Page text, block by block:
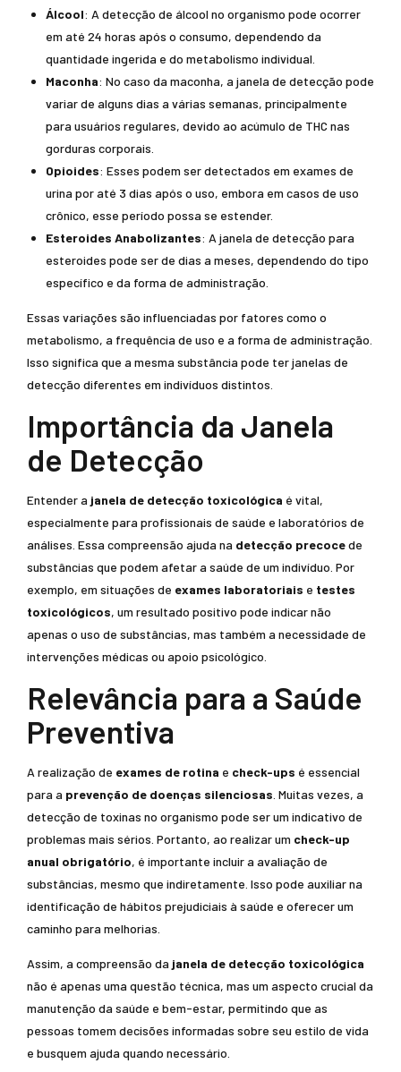
Álcool: A detecção de álcool no organismo pode ocorrer
em até 24 horas após o consumo, dependendo da
quantidade ingerida e do metabolismo individual.
Maconha: No caso da maconha, a janela de detecção pode
variar de alguns dias a várias semanas, principalmente
para usuários regulares, devido ao acúmulo de THC nas
gorduras corporais.
Opioides: Esses podem ser detectados em exames de
urina por até 3 dias após o uso, embora em casos de uso
crônico, esse período possa se estender.
Esteroides Anabolizantes: A janela de detecção para
esteroides pode ser de dias a meses, dependendo do tipo
específico e da forma de administração.
Essas variações são influenciadas por fatores como o
metabolismo, a frequência de uso e a forma de administração.
Isso significa que a mesma substância pode ter janelas de
detecção diferentes em indivíduos distintos.
Importância da Janela
de Detecção
Entender a janela de detecção toxicológica é vital,
especialmente para profissionais de saúde e laboratórios de
análises. Essa compreensão ajuda na detecção precocede
substâncias que podem afetar a saúde de um indivíduo. Por
exemplo, em situações de exames laboratoriais e testes
toxicológicos, um resultado positivo pode indicar não
apenas o uso de substâncias, mas também a necessidade de
intervenções médicas ou apoio psicológico.
Relevância para a Saúde
Preventiva
A realização de exames de rotina e check-ups é essencial
para a prevenção de doenças silenciosas . Muitas vezes, a
detecção de toxinas no organismo pode ser um indicativo de
problemas mais sérios. Portanto, ao realizar um check-up
anual obrigatório, é importante incluir a avaliação de
substâncias, mesmo que indiretamente. Isso pode auxiliar na
identificação de hábitos prejudiciais à saúde e oferecer um
caminho para melhorias.
Assim, a compreensão da janela de detecção toxicológica
não é apenas uma questão técnica, mas um aspecto crucial da
manutenção da saúde e bem-estar, permitindo que as
pessoas tomem decisões informadas sobre seu estilo de vida
e busquem ajuda quando necessário.